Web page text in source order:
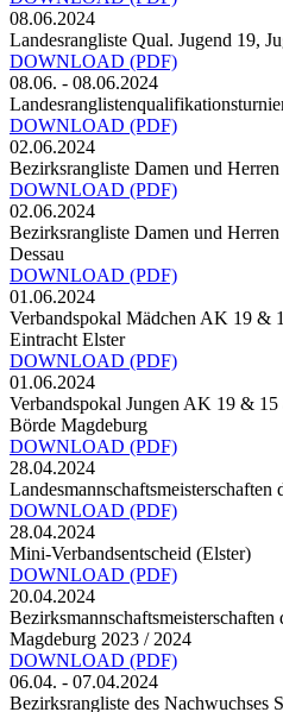
08.06.2024
Landesrangliste Qual. Jugend 19,
DOWNLOAD (PDF)
08.06. - 08.06.2024
DOWNLOAD (PDF)
02.06.2024
Bezirksrangliste Damen und
DOWNLOAD (PDF)
02.06.2024
Bezirksrangliste Damen und
Dessau
DOWNLOAD (PDF)
01.06.2024
Verbandspokal Mädchen AK 19 &
Eintracht Elster
DOWNLOAD (PDF)
01.06.2024
Verbandspokal Jungen AK 19 &
Börde Magdeburg
DOWNLOAD (PDF)
28.04.2024
DOWNLOAD (PDF)
28.04.2024
Mini-Verbandsentscheid (Elster)
DOWNLOAD (PDF)
20.04.2024
Bezirksmannschaftsmeisterschaften
Magdeburg 2023 / 2024
DOWNLOAD (PDF)
06.04. - 07.04.2024
Bezirksrangliste des Nachwuchses